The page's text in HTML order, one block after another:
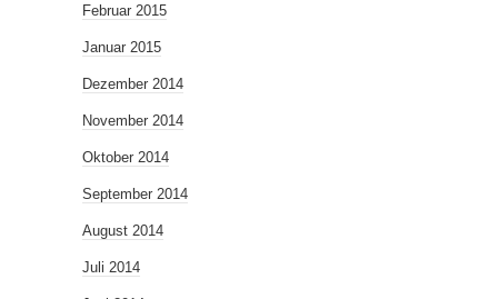
Februar 2015
Januar 2015
Dezember 2014
November 2014
Oktober 2014
September 2014
August 2014
Juli 2014